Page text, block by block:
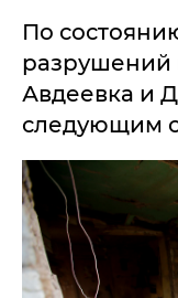
По
разрушений
Авдеевка и
следующим